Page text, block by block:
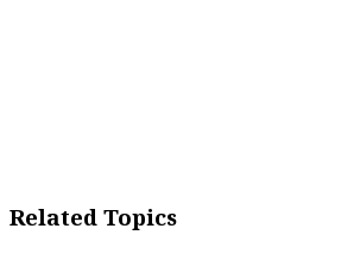
Related Topics